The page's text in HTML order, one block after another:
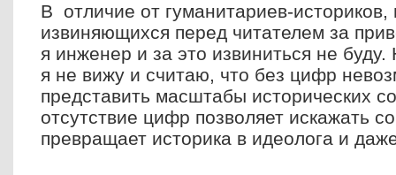
В отличие от гуманитариев-историков,
извиняющихся перед читателем за
я инженер и за это извиниться не
я не вижу и считаю, что без цифр
представить масштабы исторических
отсутствие цифр позволяет искажать
превращает историка в идеолога и